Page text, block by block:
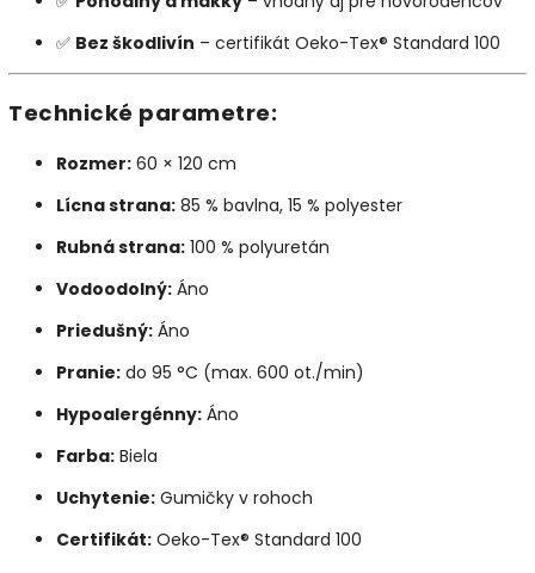
✅ Bez škodlivín – certifikát Oeko-Tex® Standard 100
Technické parametre:
Rozmer: 60 × 120 cm
Lícna strana: 85 % bavlna, 15 % polyester
Rubná strana: 100 % polyuretán
Vodoodolný: Áno
Priedušný: Áno
Pranie: do 95 °C (max. 600 ot./min)
Hypoalergénny: Áno
Farba: Biela
Uchytenie: Gumičky v rohoch
Certifikát: Oeko-Tex® Standard 100